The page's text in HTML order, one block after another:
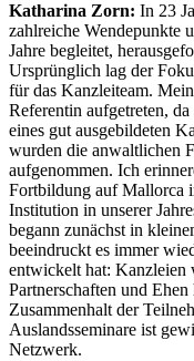
Katharina Zorn: In 23
zahlreiche Wendepunkte
Jahre begleitet,
Ursprünglich lag der
für das Kanzleiteam.
Referentin aufgetreten,
eines gut ausgebildeten
wurden die anwaltlichen
aufgenommen. Ich
Fortbildung auf Mallorca
Institution in unserer
begann zunächst in
beeindruckt es immer
entwickelt hat: Kanzleien
Partnerschaften und
Zusammenhalt der
Auslandsseminare ist
Netzwerk.